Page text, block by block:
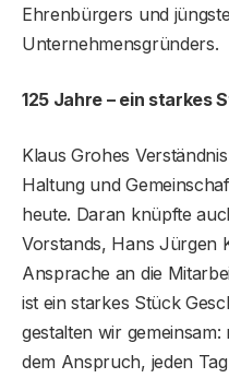
Ehrenbürgers und
Unternehmensgründers.
125 Jahre – ein starkes
Klaus Grohes
Haltung und
heute. Daran knüpfte
Vorstands, Hans Jürgen
Ansprache an die
ist ein starkes Stück
gestalten wir gemeinsam:
dem Anspruch, jeden